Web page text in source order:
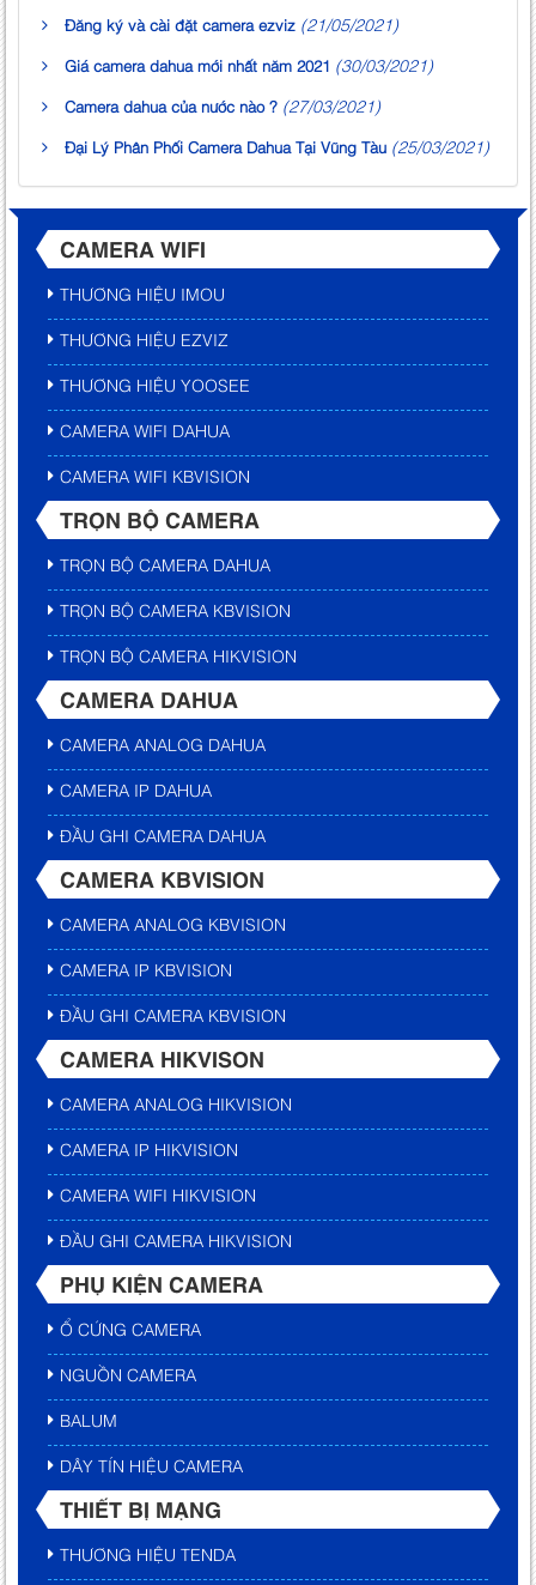
Đăng ký và cài đặt camera ezviz (21/05/2021)
Giá camera dahua mới nhất năm 2021 (30/03/2021)
Camera dahua của nước nào ? (27/03/2021)
Đại Lý Phân Phối Camera Dahua Tại Vũng Tàu (25/03/2021)
CAMERA WIFI
THƯƠNG HIỆU IMOU
THƯƠNG HIỆU EZVIZ
THƯƠNG HIỆU YOOSEE
CAMERA WIFI DAHUA
CAMERA WIFI KBVISION
TRỌN BỘ CAMERA
TRỌN BỘ CAMERA DAHUA
TRỌN BỘ CAMERA KBVISION
TRỌN BỘ CAMERA HIKVISION
CAMERA DAHUA
CAMERA ANALOG DAHUA
CAMERA IP DAHUA
ĐẦU GHI CAMERA DAHUA
CAMERA KBVISION
CAMERA ANALOG KBVISION
CAMERA IP KBVISION
ĐẦU GHI CAMERA KBVISION
CAMERA HIKVISON
CAMERA ANALOG HIKVISION
CAMERA IP HIKVISION
CAMERA WIFI HIKVISION
ĐẦU GHI CAMERA HIKVISION
PHỤ KIỆN CAMERA
Ổ CỨNG CAMERA
NGUỒN CAMERA
BALUM
DÂY TÍN HIỆU CAMERA
THIẾT BỊ MẠNG
THƯƠNG HIỆU TENDA